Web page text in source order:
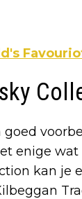
enige
kan je